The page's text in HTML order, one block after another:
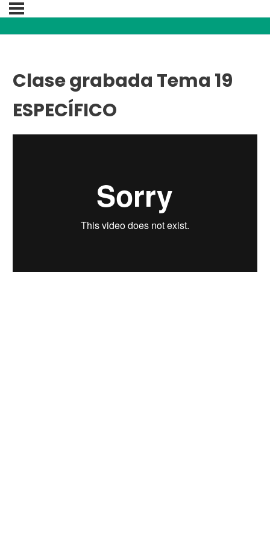
Clase grabada Tema 19
ESPECÍFICO